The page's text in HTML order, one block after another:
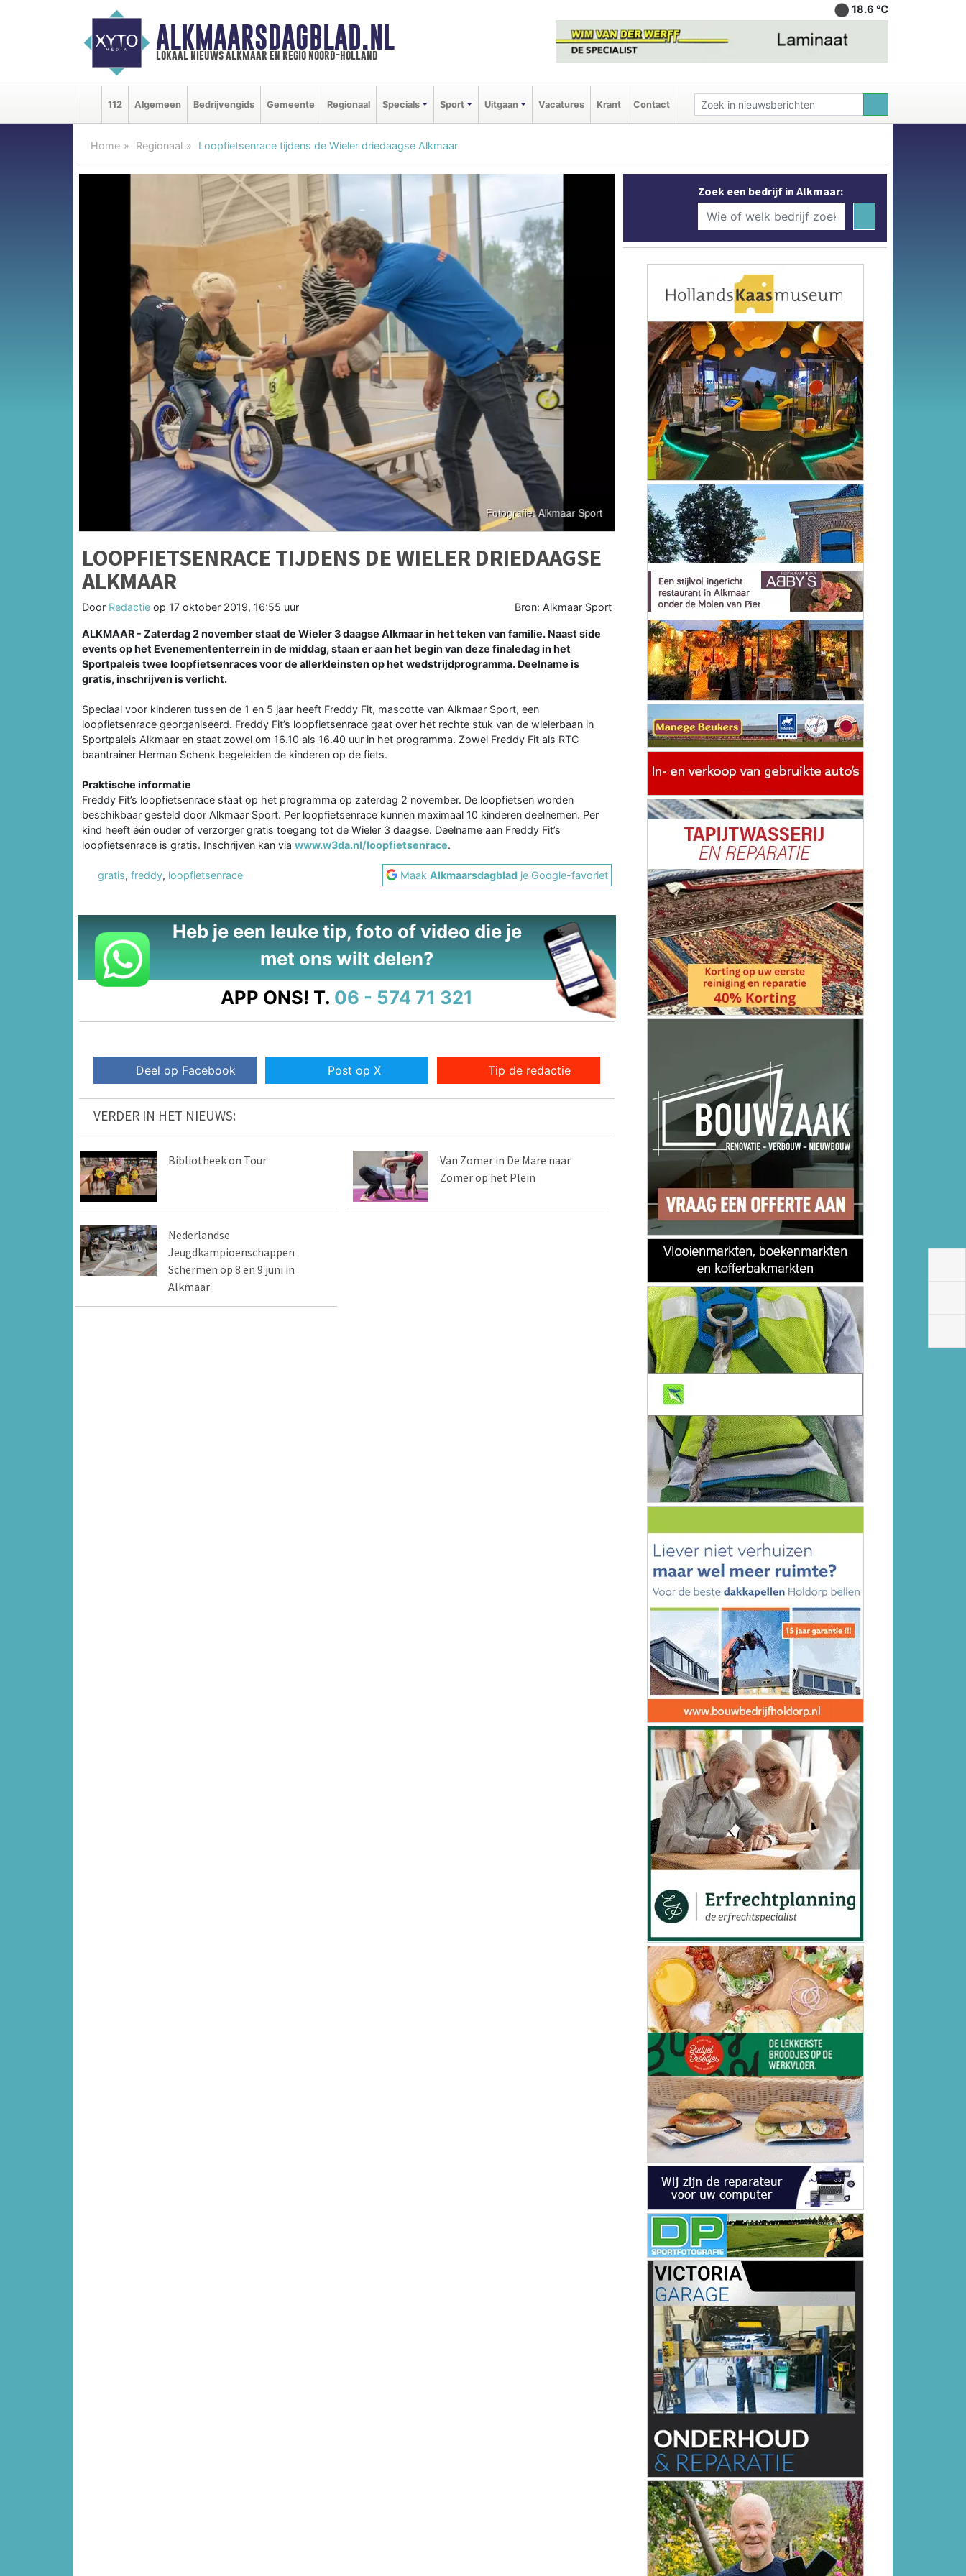
ALKMAARSDAGBLAD.NL
lokaal nieuws alkmaar en regio noord-holland
18.6 ℃
112 Algemeen Bedrijvengids Gemeente Regionaal Specials Sport Uitgaan Vacatures Krant Contact
Home Regionaal Loopfietsenrace tijdens de Wieler driedaagse Alkmaar
LOOPFIETSENRACE TIJDENS DE WIELER DRIEDAAGSE
ALKMAAR
Door Redactie op 17 oktober 2019, 16:55 uur Bron: Alkmaar Sport
ALKMAAR - Zaterdag 2 november staat de Wieler 3 daagse Alkmaar in het teken van familie. Naast side
events op het Evenemententerrein in de middag, staan er aan het begin van deze finaledag in het
Sportpaleis twee loopfietsenraces voor de allerkleinsten op het wedstrijdprogramma. Deelname is
gratis, inschrijven is verlicht.
Speciaal voor kinderen tussen de 1 en 5 jaar heeft Freddy Fit, mascotte van Alkmaar Sport, een
loopfietsenrace georganiseerd. Freddy Fit’s loopfietsenrace gaat over het rechte stuk van de wielerbaan in
Sportpaleis Alkmaar en staat zowel om 16.10 als 16.40 uur in het programma. Zowel Freddy Fit als RTC
baantrainer Herman Schenk begeleiden de kinderen op de fiets.
Praktische informatie
Freddy Fit’s loopfietsenrace staat op het programma op zaterdag 2 november. De loopfietsen worden
beschikbaar gesteld door Alkmaar Sport. Per loopfietsenrace kunnen maximaal 10 kinderen deelnemen. Per
kind heeft één ouder of verzorger gratis toegang tot de Wieler 3 daagse. Deelname aan Freddy Fit’s
loopfietsenrace is gratis. Inschrijven kan via www.w3da.nl/loopfietsenrace.
gratis, freddy, loopfietsenrace MaakAlkmaarsdagblad je Google-favoriet
Heb je een leuke tip, foto of video die je
met ons wilt delen?
APP ONS! T. 06 - 574 71 321
Deel op Facebook Post op X Tip de redactie
VERDER IN HET NIEUWS:
Bibliotheek on Tour
Van Zomer in De Mare naar
Zomer op het Plein
Nederlandse
Jeugdkampioenschappen
Schermen op 8 en 9 juni in
Alkmaar
Zoek een bedrijf in Alkmaar: